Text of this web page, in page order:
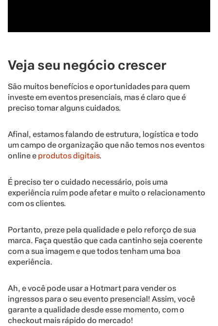
Veja seu negócio crescer
São muitos benefícios e oportunidades para quem
investe em eventos presenciais, mas é claro que é
preciso tomar alguns cuidados.
Afinal, estamos falando de estrutura, logística e todo
um campo de organização que não temos nos eventos
online e produtos digitais.
É preciso ter o cuidado necessário, pois uma
experiência ruim pode afetar e muito o relacionamento
com os clientes.
Portanto, preze pela qualidade e pelo reforço de sua
marca. Faça questão que cada cantinho seja coerente
com a sua imagem e que todos tenham uma boa
experiência.
Ah, e você pode usar a Hotmart para vender os
ingressos para o seu evento presencial! Assim, você
garante a qualidade desde esse momento, com o
checkout mais rápido do mercado!